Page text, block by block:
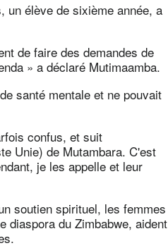
un élève de sixième année, a
de faire des demandes de
» a déclaré Mutimaamba.
santé mentale et ne pouvait
confus, et suit
Unie) de Mutambara. C'est
je les appelle et leur
soutien spirituel, les femmes
diaspora du Zimbabwe, aident